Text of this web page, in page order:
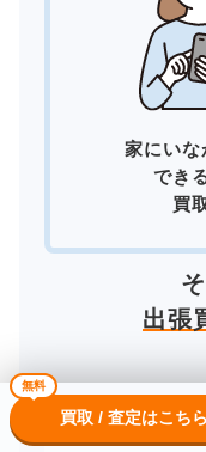
家にいな
でき
買
出張
無料
買取 / 査定はこちら